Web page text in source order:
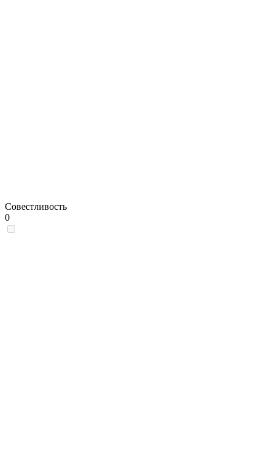
Совестливость
0